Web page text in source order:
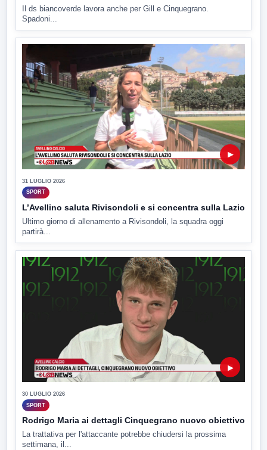
Il ds biancoverde lavora anche per Gill e Cinquegrano.
Spadoni...
▶
31 LUGLIO 2026
SPORT
L’Avellino saluta Rivisondoli e si concentra sulla Lazio
Ultimo giorno di allenamento a Rivisondoli, la squadra oggi
partirà...
▶
30 LUGLIO 2026
SPORT
Rodrigo Maria ai dettagli Cinquegrano nuovo obiettivo
La trattativa per l'attaccante potrebbe chiudersi la prossima
settimana, il...